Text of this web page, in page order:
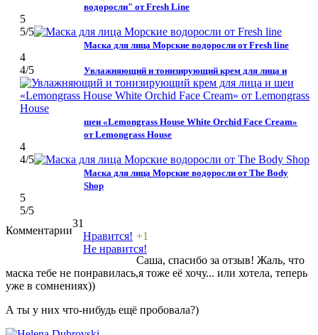
водоросли" от Fresh Line
5
5/5
Маска для лица Морские водоросли от Fresh line
4
4/5 Увлажняющий и тонизирующий крем для лица и
шеи «Lemongrass House White Orchid Face Cream»
от Lemongrass House
4
4/5
Маска для лица Морские водоросли от The Body
Shop
5
5/5
Комментарии
31
Нравится!
Не нравится!
+1
Саша, спасибо за отзыв! Жаль, что
маска тебе не понравилась,я тоже её хочу... или хотела, теперь
уже в сомнениях))
А ты у них что-нибудь ещё пробовала?)